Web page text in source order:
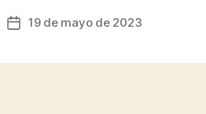
Fecha19 de mayo de 2023